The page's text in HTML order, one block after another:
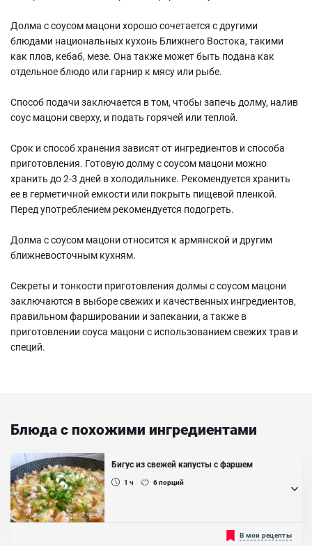
Долма с соусом мацони хорошо сочетается с другими
блюдами национальных кухонь Ближнего Востока, такими
как плов, кебаб, мезе. Она также может быть подана как
отдельное блюдо или гарнир к мясу или рыбе.
Способ подачи заключается в том, чтобы запечь долму, налив
соус мацони сверху, и подать горячей или теплой.
Срок и способ хранения зависят от ингредиентов и способа
приготовления. Готовую долму с соусом мацони можно
хранить до 2-3 дней в холодильнике. Рекомендуется хранить
ее в герметичной емкости или покрыть пищевой пленкой.
Перед употреблением рекомендуется подогреть.
Долма с соусом мацони относится к армянской и другим
ближневосточным кухням.
Секреты и тонкости приготовления долмы с соусом мацони
заключаются в выборе свежих и качественных ингредиентов,
правильном фаршировании и запекании, а также в
приготовлении соуса мацони с использованием свежих трав и
специй.
Блюда с похожими ингредиентами
Бигус из свежей капусты с фаршем
1 ч 6порций
Бигос - обалденное второе блюдо из капусты и мяса. Причем в
В мои рецепты